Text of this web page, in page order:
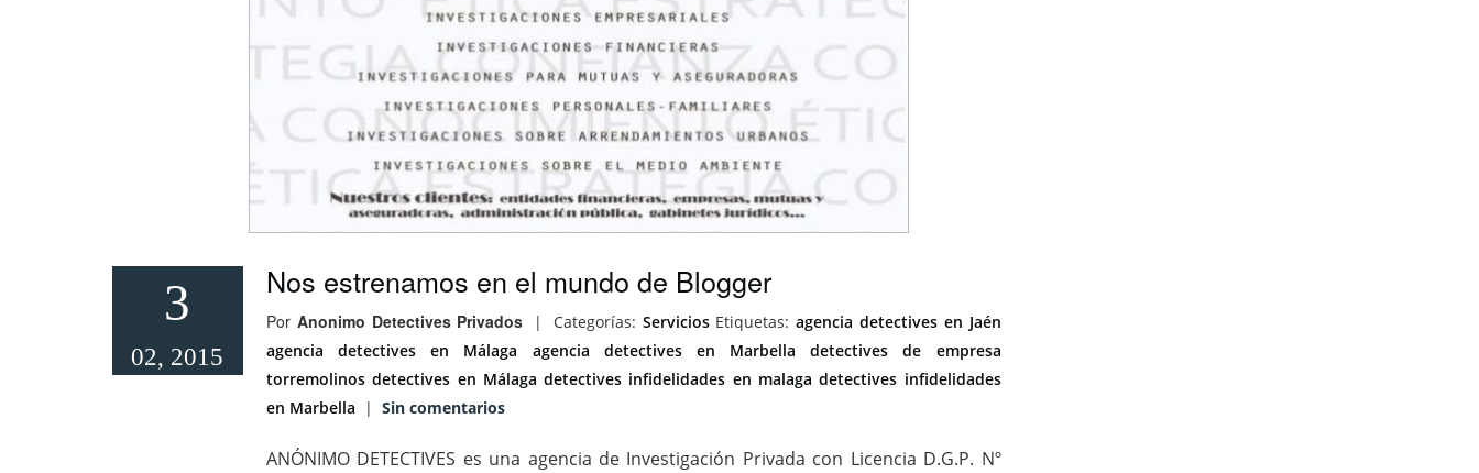
3
02, 2015
Nos estrenamos en el mundo de Blogger
Por Anonimo Detectives Privados | Categorías: Servicios Etiquetas:agencia detectives en Jaén
agencia detectives en Málaga
agencia detectives en Marbella
detectives de empresa
torremolinos detectives en Málaga detectives infidelidades en malaga detectives infidelidades
en Marbella
| Sin comentarios
ANÓNIMO DETECTIVES es una agencia de Investigación Privada con Licencia D.G.P. Nº